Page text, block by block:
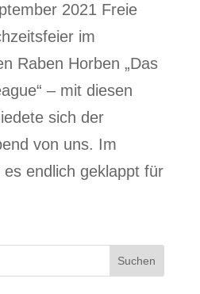
2021 Freie
im
Raben Horben „Das
– mit diesen
sich der
von uns. Im
endlich geklappt für